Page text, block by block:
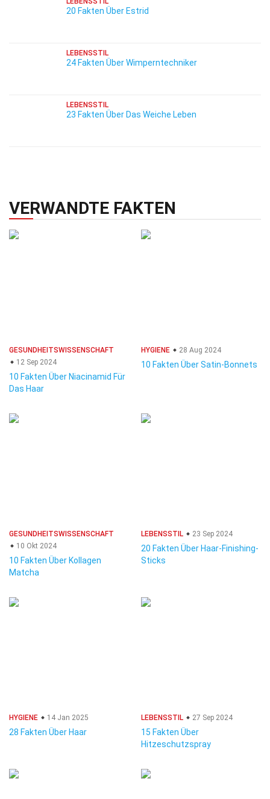
20 Fakten Über Estrid
LEBENSSTIL
24 Fakten Über Wimperntechniker
LEBENSSTIL
23 Fakten Über Das Weiche Leben
VERWANDTE FAKTEN
GESUNDHEITSWISSENSCHAFT
12 Sep 2024
10 Fakten Über Niacinamid Für
Das Haar
HYGIENE 28 Aug 2024
10 Fakten Über Satin-Bonnets
GESUNDHEITSWISSENSCHAFT
10 Okt 2024
10 Fakten Über Kollagen
Matcha
LEBENSSTIL 23 Sep 2024
20 Fakten Über Haar-Finishing-
Sticks
HYGIENE 14 Jan 2025
28 Fakten Über Haar
LEBENSSTIL 27 Sep 2024
15 Fakten Über
Hitzeschutzspray